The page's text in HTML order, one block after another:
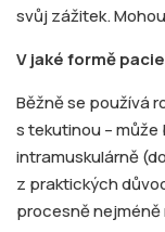
svůj zážitek.
V jaké formě
Běžně se používá
s tekutinou –
intramuskulárně
z praktických
procesně nejméně